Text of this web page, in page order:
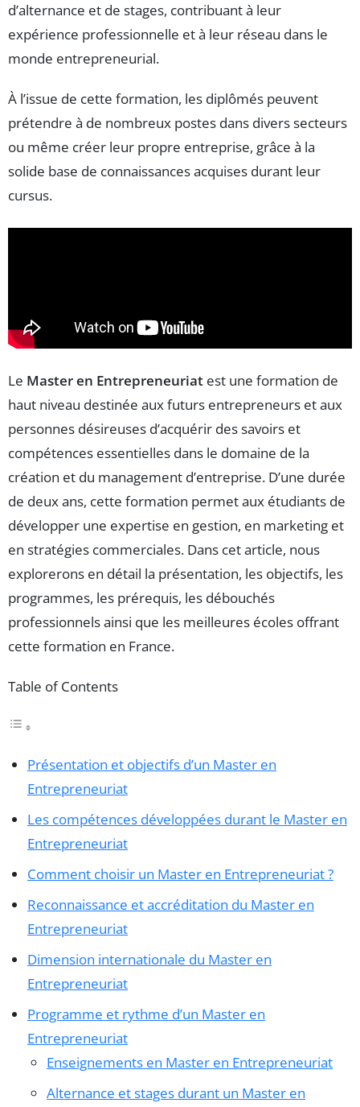
d’alternance et de stages, contribuant à leur
expérience professionnelle et à leur réseau dans le
monde entrepreneurial.
À l’issue de cette formation, les diplômés peuvent
prétendre à de nombreux postes dans divers secteurs
ou même créer leur propre entreprise, grâce à la
solide base de connaissances acquises durant leur
cursus.
Le Master en Entrepreneuriat est une formation de
haut niveau destinée aux futurs entrepreneurs et aux
personnes désireuses d’acquérir des savoirs et
compétences essentielles dans le domaine de la
création et du management d’entreprise. D’une durée
de deux ans, cette formation permet aux étudiants de
développer une expertise en gestion, en marketing et
en stratégies commerciales. Dans cet article, nous
explorerons en détail la présentation, les objectifs, les
programmes, les prérequis, les débouchés
professionnels ainsi que les meilleures écoles offrant
cette formation en France.
Table of Contents
Présentation et objectifs d’un Master en
Entrepreneuriat
Les compétences développées durant le Master en
Entrepreneuriat
Comment choisir un Master en Entrepreneuriat ?
Reconnaissance et accréditation du Master en
Entrepreneuriat
Dimension internationale du Master en
Entrepreneuriat
Programme et rythme d’un Master en
Entrepreneuriat
Enseignements en Master en Entrepreneuriat
Alternance et stages durant un Master en